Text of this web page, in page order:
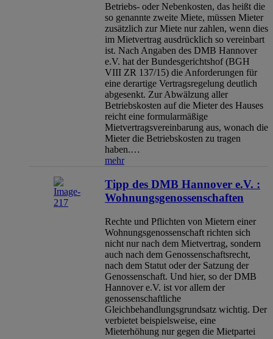
Betriebs- oder Nebenkosten, das heißt die
so genannte zweite Miete, müssen Mieter
zusätzlich zur Miete nur zahlen, wenn dies
im Mietvertrag ausdrücklich so vereinbart
ist. Nach Angaben des DMB Hannover
e.V. hat der Bundesgerichtshof (BGH
VIII ZR 137/15) die Anforderungen für
eine derartige Vertragsregelung deutlich
abgesenkt. Zur Abwälzung aller
Betriebskosten auf die Mieter des Hauses
reicht eine formularmäßige
Mietvertragsvereinbarung aus, wonach die
Mieter die Betriebskosten zu tragen
haben.…
mehr
Tipp des DMB Hannover e.V. :
Wohnungsgenossenschaften
Rechte und Pflichten von Mietern einer
Wohnungsgenossenschaft richten sich
nicht nur nach dem Mietvertrag, sondern
auch nach dem Genossenschaftsrecht,
nach dem Statut oder der Satzung der
Genossenschaft. Und hier, so der DMB
Hannover e.V. ist vor allem der
genossenschaftliche
Gleichbehandlungsgrundsatz wichtig. Der
verbietet beispielsweise, eine
Mieterhöhung nur gegen die Mietpartei